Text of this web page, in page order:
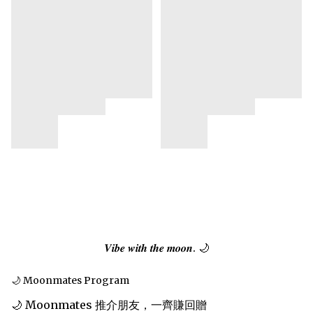
𝑽𝒊𝒃𝒆 𝒘𝒊𝒕𝒉 𝒕𝒉𝒆 𝒎𝒐𝒐𝒏. 🌙
🌙 Moonmates Program
🌙 Moonmates 推介朋友，一齊賺回贈